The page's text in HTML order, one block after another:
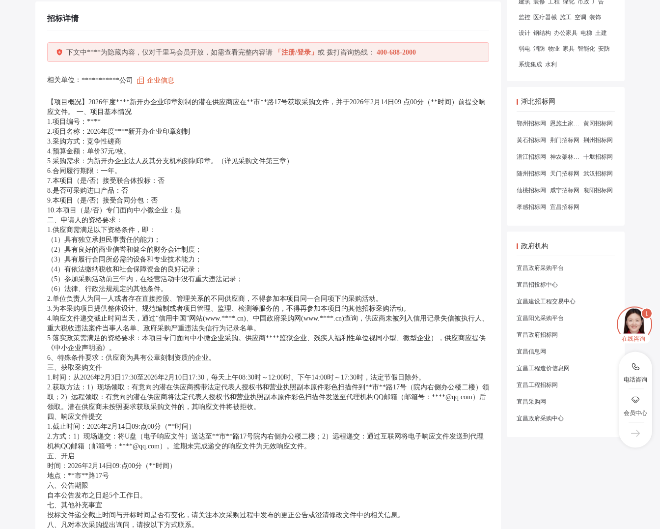
在线咨询
电话咨询
会员中心
招标详情
下文中****为隐藏内容，仅对千里马会员开放，如需查看完整内容请 「注册/登录」 或 拨打咨询热线： 400-688-2000
相关单位： ***********公司 企业信息
【项目概况】2026年度****新开办企业印章刻制的潜在供应商应在**市**路17号获取采购文件，并于2026年2月14日09:点00分（**时间）前提交响
应文件。 一、项目基本情况
1.项目编号：****
2.项目名称：2026年度****新开办企业印章刻制
3.采购方式：竞争性磋商
4.预算金额：单价37元/枚。
5.采购需求：为新开办企业法人及其分支机构刻制印章。（详见采购文件第三章）
6.合同履行期限：一年。
7.本项目（是/否）接受联合体投标：否
8.是否可采购进口产品：否
9.本项目（是/否）接受合同分包：否
10.本项目（是/否）专门面向中小微企业：是
二、申请人的资格要求：
1.供应商需满足以下资格条件，即：
（1）具有独立承担民事责任的能力；
（2）具有良好的商业信誉和健全的财务会计制度；
（3）具有履行合同所必需的设备和专业技术能力；
（4）有依法缴纳税收和社会保障资金的良好记录；
（5）参加采购活动前三年内，在经营活动中没有重大违法记录；
（6）法律、行政法规规定的其他条件。
2.单位负责人为同一人或者存在直接控股、管理关系的不同供应商，不得参加本项目同一合同项下的采购活动。
3.为本采购项目提供整体设计、规范编制或者项目管理、监理、检测等服务的，不得再参加本项目的其他招标采购活动。
4.响应文件递交截止时间当天，通过“信用中国”网站(www.****.cn)、中国政府采购网(www.****.cn)查询，供应商未被列入信用记录失信被执行人、
重大税收违法案件当事人名单、政府采购严重违法失信行为记录名单。
5.落实政策需满足的资格要求：本项目专门面向中小微企业采购。供应商****监狱企业、残疾人福利性单位视同小型、微型企业），供应商应提供
《中小企业声明函》。
6、特殊条件要求：供应商为具有公章刻制资质的企业。
三、获取采购文件
1.时间：从2026年2月3日17:30至2026年2月10日17:30，每天上午08:30时～12:00时、下午14:00时～17:30时，法定节假日除外。
2.获取方法：1）现场领取：有意向的潜在供应商携带法定代表人授权书和营业执照副本原件彩色扫描件到**市**路17号（院内右侧办公楼二楼）领
取；2）远程领取：有意向的潜在供应商将法定代表人授权书和营业执照副本原件彩色扫描件发送至代理机构QQ邮箱（邮箱号：****@qq.com）后
领取。潜在供应商未按照要求获取采购文件的，其响应文件将被拒收。
四、响应文件提交
1.截止时间：2026年2月14日09:点00分（**时间）
2.方式：1）现场递交：将U盘（电子响应文件）送达至**市**路17号院内右侧办公楼二楼；2）远程递交：通过互联网将电子响应文件发送到代理
机构QQ邮箱（邮箱号：****@qq.com）。逾期未完成递交的响应文件为无效响应文件。
五、开启
时间：2026年2月14日09:点00分（**时间）
地点：**市**路17号
六、公告期限
自本公告发布之日起5个工作日。
七、其他补充事宜
投标文件递交截止时间与开标时间是否有变化，请关注本次采购过程中发布的更正公告或澄清修改文件中的相关信息。
八、凡对本次采购提出询问，请按以下方式联系。
建筑 装修 工程 绿化 市政 广告
监控 医疗器械 施工 空调 装饰
设计 钢结构 办公家具 电梯 土建
弱电 消防 物业 家具 智能化 安防
系统集成 水利
湖北招标网
鄂州招标网 恩施土家族苗族自治州招标网 黄冈招标网
黄石招标网 荆门招标网 荆州招标网
潜江招标网 神农架林区招标网 十堰招标网
随州招标网 天门招标网 武汉招标网
仙桃招标网 咸宁招标网 襄阳招标网
孝感招标网 宜昌招标网
政府机构
宜昌政府采购平台
宜昌招投标中心
宜昌建设工程交易中心
宜昌阳光采购平台
宜昌政府招标网
宜昌信息网
宜昌工程造价信息网
宜昌工程招标网
宜昌采购网
宜昌政府采购中心